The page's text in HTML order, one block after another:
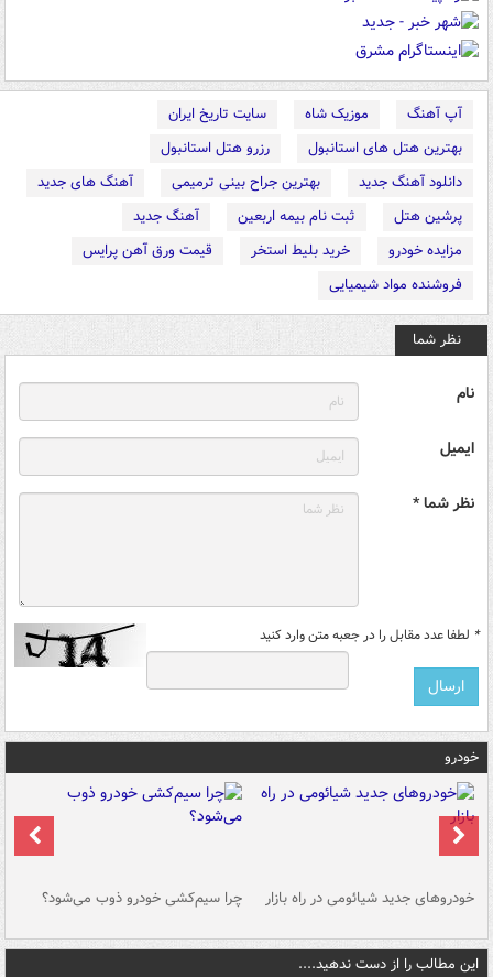
آپ آهنگ موزیک شاه
سایت تاریخ ایران
بهترین هتل های استانبول
رزرو هتل استانبول
دانلود آهنگ جدید
بهترین جراح بینی ترمیمی
آهنگ های جدید
پرشین هتل
ثبت نام بیمه اربعین
آهنگ جدید
مزایده خودرو
خرید بلیط استخر
قیمت ورق آهن پرایس
فروشنده مواد شیمیایی
نظر شما
نام
ایمیل
نظر شما *
* لطفا عدد مقابل را در جعبه متن وارد کنید
خودرو
خودروهای جدید شیائومی در راه بازار چرا سیم‌کشی خودرو ذوب می‌شود؟
این مطالب را از دست ندهید....